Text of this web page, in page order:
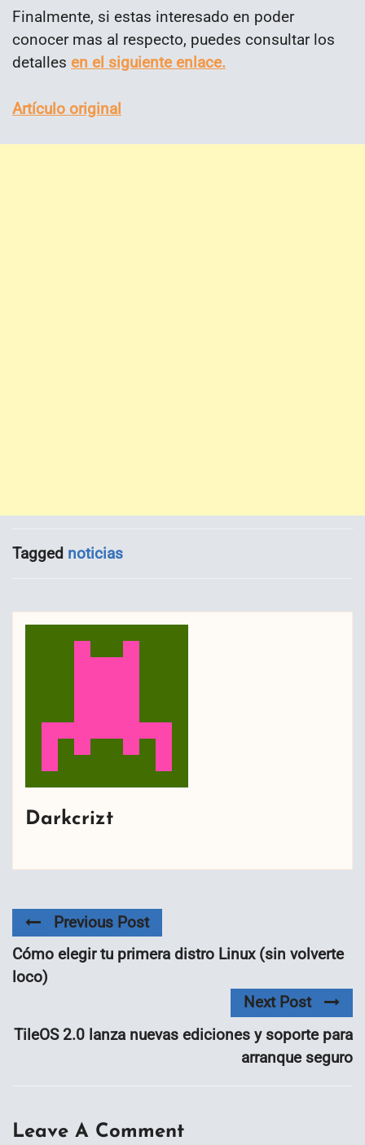
Finalmente, si estas interesado en poder
conocer mas al respecto, puedes consultar los
detalles en el siguiente enlace.
Artículo original
Tagged noticias
Darkcrizt
Previous Post
Cómo elegir tu primera distro Linux (sin volverte
loco)
Next Post
TileOS 2.0 lanza nuevas ediciones y soporte para
arranque seguro
Leave A Comment